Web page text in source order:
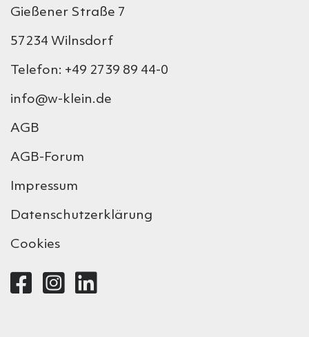
Gießener Straße 7
57234 Wilnsdorf
Telefon: +49 2739 89 44-0
info@w-klein.de
AGB
AGB-Forum
Impressum
Datenschutzerklärung
Cookies